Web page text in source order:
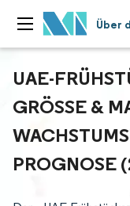
Über
UAE-
GRÖSSE &
ROGNOSE